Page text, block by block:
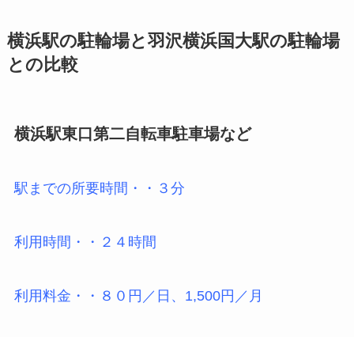
横浜駅の駐輪場と羽沢横浜国大駅の駐輪場
との比較
横浜駅東口第二自転車駐車場など
駅までの所要時間・・３分
利用時間・・２４時間
利用料金・・８０円／日、1,500円／月